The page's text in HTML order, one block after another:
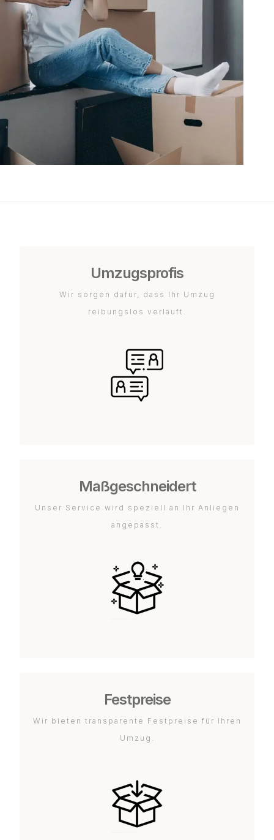
Umzugsprofis
Wir sorgen dafür, dass Ihr Umzug
reibungslos verläuft.
Maßgeschneidert
Unser Service wird speziell an Ihr Anliegen
angepasst.
Festpreise
Wir bieten transparente Festpreise für Ihren
Umzug.